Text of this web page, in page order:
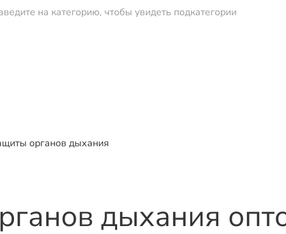
на категорию, чтобы увидеть подкатегории
органов дыхания
дыхания